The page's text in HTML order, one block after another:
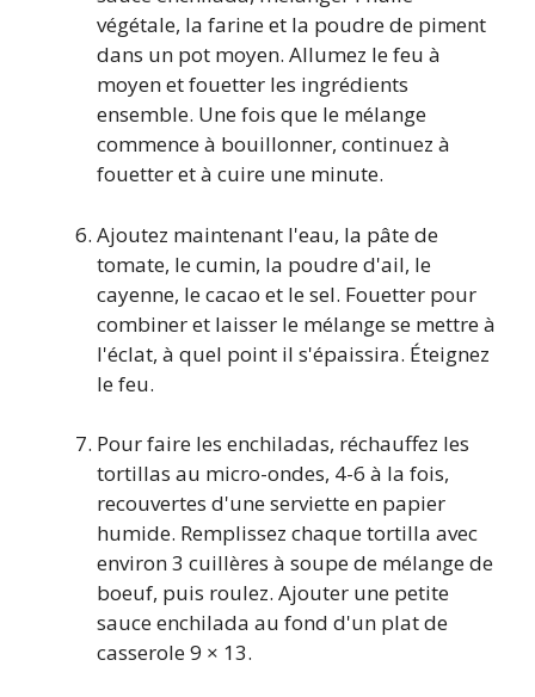
végétale, la farine et la poudre de piment
dans un pot moyen. Allumez le feu à
moyen et fouetter les ingrédients
ensemble. Une fois que le mélange
commence à bouillonner, continuez à
fouetter et à cuire une minute.
Ajoutez maintenant l'eau, la pâte de
tomate, le cumin, la poudre d'ail, le
cayenne, le cacao et le sel. Fouetter pour
combiner et laisser le mélange se mettre à
l'éclat, à quel point il s'épaissira. Éteignez
le feu.
Pour faire les enchiladas, réchauffez les
tortillas au micro-ondes, 4-6 à la fois,
recouvertes d'une serviette en papier
humide. Remplissez chaque tortilla avec
environ 3 cuillères à soupe de mélange de
boeuf, puis roulez. Ajouter une petite
sauce enchilada au fond d'un plat de
casserole 9 × 13.